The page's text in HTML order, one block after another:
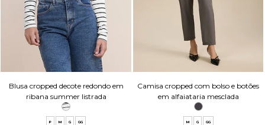
Blusa cropped decote redondo em
ribana summer listrada
P M G GG
Camisa cropped com bolso e botões
em alfaiataria mesclada
M G GG